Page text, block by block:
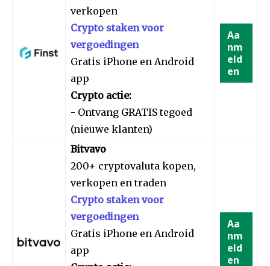
verkopen
Crypto staken voor
vergoedingen
Gratis iPhone en Android
app
Crypto actie:
- Ontvang GRATIS tegoed
(nieuwe klanten)
Aa
nm
eld
en
Bitvavo
200+ cryptovaluta kopen,
verkopen en traden
Crypto staken voor
vergoedingen
Gratis iPhone en Android
app
Aa
nm
eld
en